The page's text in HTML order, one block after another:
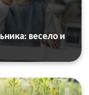
весело и